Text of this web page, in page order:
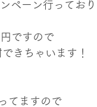
ペーン行ってお
ですので
きちゃいます！
てますので